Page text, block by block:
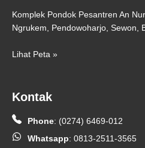
Komplek Pondok Pesantren An Nur,
Ngrukem, Pendowoharjo, Sewon,
Lihat Peta »
Kontak
Phone: (0274) 6469-012
Whatsapp: 0813-2511-3565